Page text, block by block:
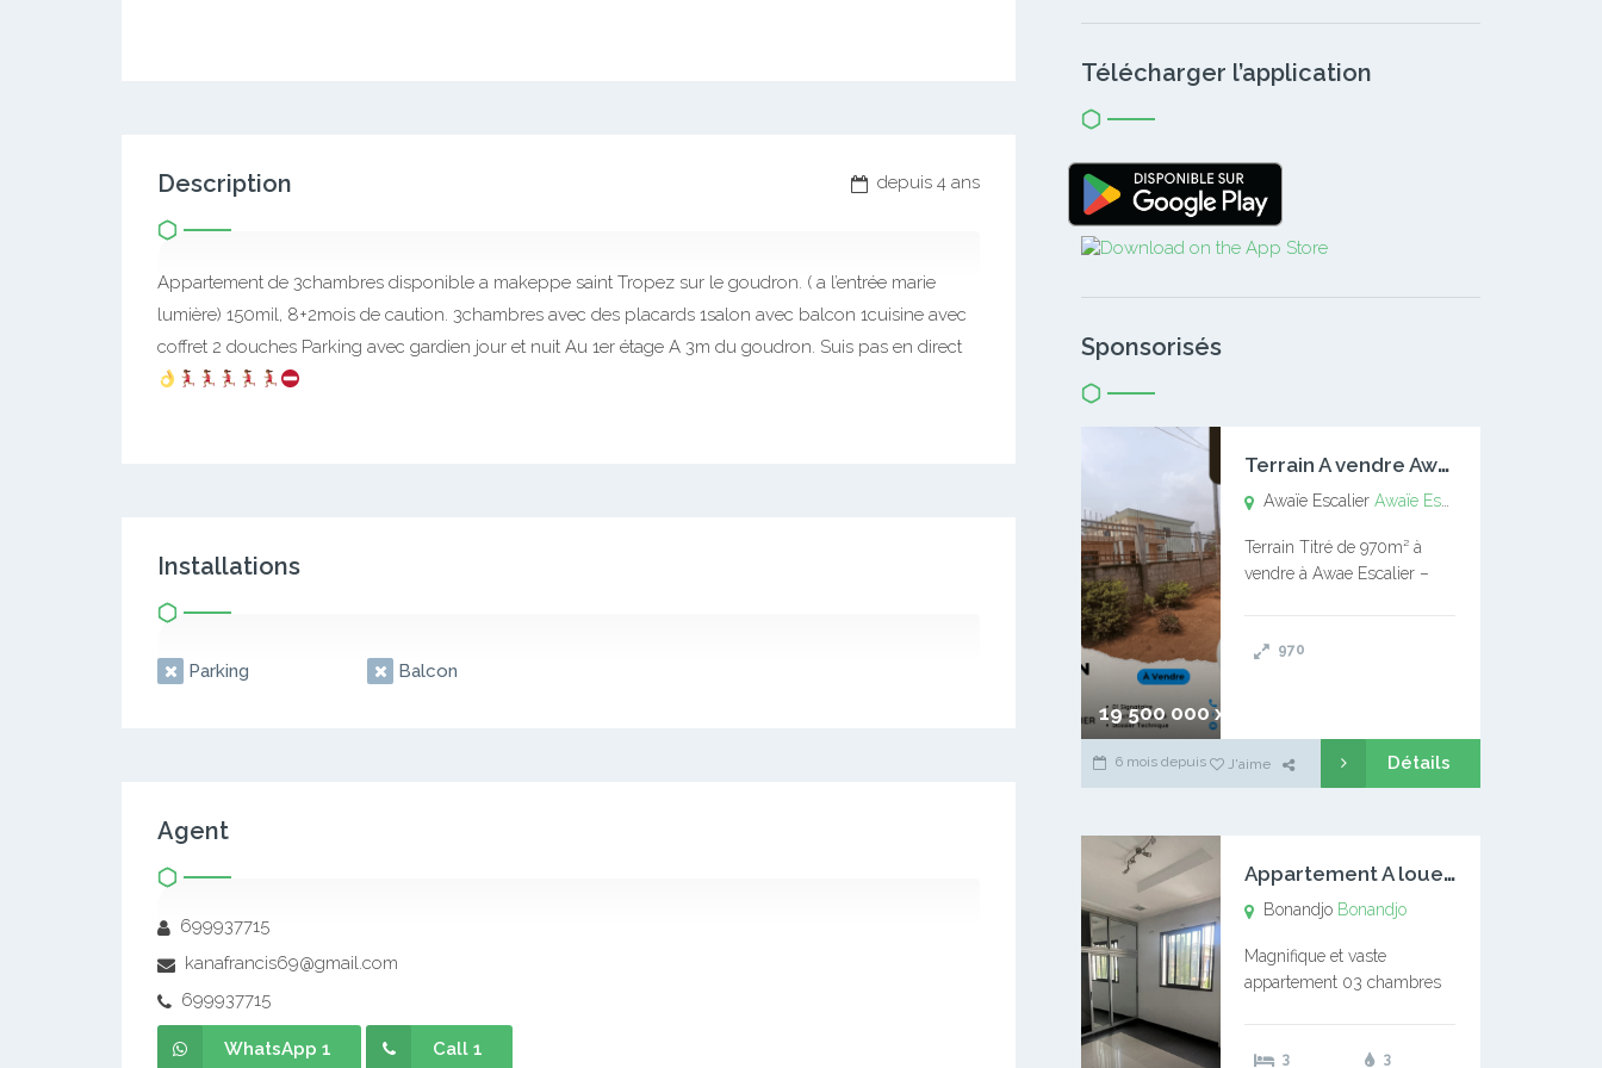
depuis 4 ans
Description
Appartement de 3chambres disponible a makeppe saint Tropez sur le goudron. ( a l’entrée marie
lumière) 150mil, 8+2mois de caution. 3chambres avec des placards 1salon avec balcon 1cuisine avec
coffret 2 douches Parking avec gardien jour et nuit Au 1er étage A 3m du goudron. Suis pas en direct
Installations
Parking Balcon
Agent
699937715
kanafrancis69@gmail.com
699937715
WhatsApp 1 Call 1
Télécharger l’application
Sponsorisés
19 500 000 xaf
T
errain A vendre Awaïe Escalier
Awaïe EscalierAwaïe Escalier
Terrain Titré de 970m² à
vendre à Awae Escalier –
l’Université Catholique –
970
6 mois depuis J'aime Détails
A
ppartement A louer Bonandjo
Bonandjo Bonandjo
Magnifique et vaste
appartement 03 chambres
douches 01 vaste salon 01
3
3